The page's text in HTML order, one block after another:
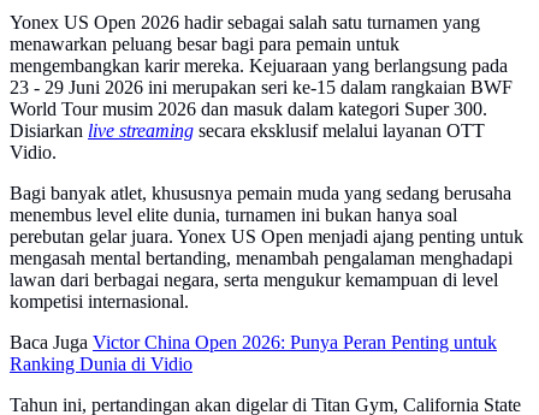
Yonex US Open 2026 hadir sebagai salah satu turnamen yang
menawarkan peluang besar bagi para pemain untuk
mengembangkan karir mereka. Kejuaraan yang berlangsung pada
23 - 29 Juni 2026 ini merupakan seri ke-15 dalam rangkaian BWF
World Tour musim 2026 dan masuk dalam kategori Super 300.
Disiarkan live streaming secara eksklusif melalui layanan OTT
Vidio.
Bagi banyak atlet, khususnya pemain muda yang sedang berusaha
menembus level elite dunia, turnamen ini bukan hanya soal
perebutan gelar juara. Yonex US Open menjadi ajang penting untuk
mengasah mental bertanding, menambah pengalaman menghadapi
lawan dari berbagai negara, serta mengukur kemampuan di level
kompetisi internasional.
Baca Juga Victor China Open 2026: Punya Peran Penting untuk
Ranking Dunia di Vidio
Tahun ini, pertandingan akan digelar di Titan Gym, California State